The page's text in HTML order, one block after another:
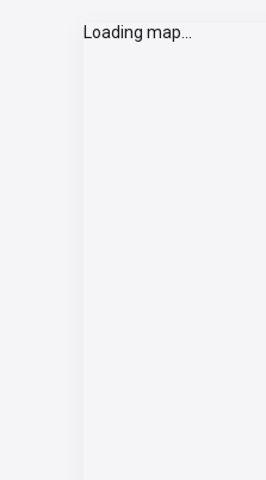
Loading map...